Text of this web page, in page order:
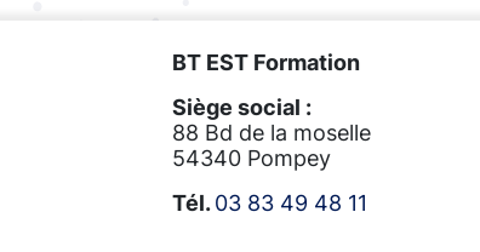
BT EST Formation
Siège social :
88 Bd de la moselle
54340 Pompey
Tél.03 83 49 48 11